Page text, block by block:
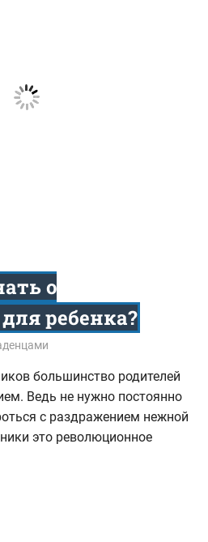
о
ребенка?
большинство родителей
Ведь не нужно постоянно
с раздражением нежной
это революционное